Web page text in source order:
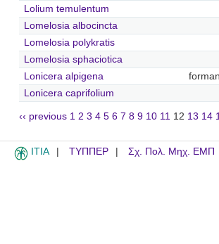
Lolium temulentum
Lomelosia albocincta
Lomelosia polykratis
Lomelosia sphaciotica
Lonicera alpigena
Lonicera caprifolium
‹‹ previous 1 2 3 4 5 6 7 8 9 10 11 12 13 14
ITIA ΤΥΠΠΕΡ Σχ. Πολ. Μηχ. ΕΜΠ